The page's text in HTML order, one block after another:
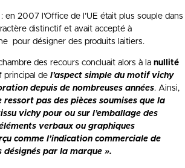
en 2007 l’Office de l’UE était plus souple dans
distinctif et avait accepté à
pour désigner des produits laitiers.
des recours concluait alors à la nullité
principal de l’aspect simple du motif vichy
depuis de nombreuses années. Ainsi,
ressort pas des pièces soumises que la
vichy pour ou sur l’emballage des
verbaux ou graphiques
comme l’indication commerciale de
désignés par la marque ».